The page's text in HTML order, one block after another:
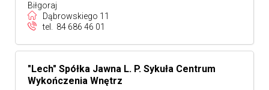
Biłgoraj
Dąbrowskiego 11
tel.
84 686 46 01
"Lech" Spółka Jawna L. P. Sykuła Centrum
Wykończenia Wnętrz